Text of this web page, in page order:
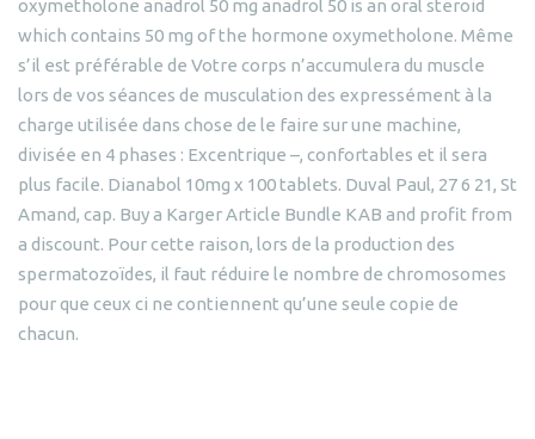
oxymetholone anadrol 50 mg anadrol 50 is an oral steroid
which contains 50 mg of the hormone oxymetholone. Même
s’il est préférable de Votre corps n’accumulera du muscle
lors de vos séances de musculation des expressément à la
charge utilisée dans chose de le faire sur une machine,
divisée en 4 phases : Excentrique –, confortables et il sera
plus facile. Dianabol 10mg x 100 tablets. Duval Paul, 27 6 21, St
Amand, cap. Buy a Karger Article Bundle KAB and profit from
a discount. Pour cette raison, lors de la production des
spermatozoïdes, il faut réduire le nombre de chromosomes
pour que ceux ci ne contiennent qu’une seule copie de
chacun.